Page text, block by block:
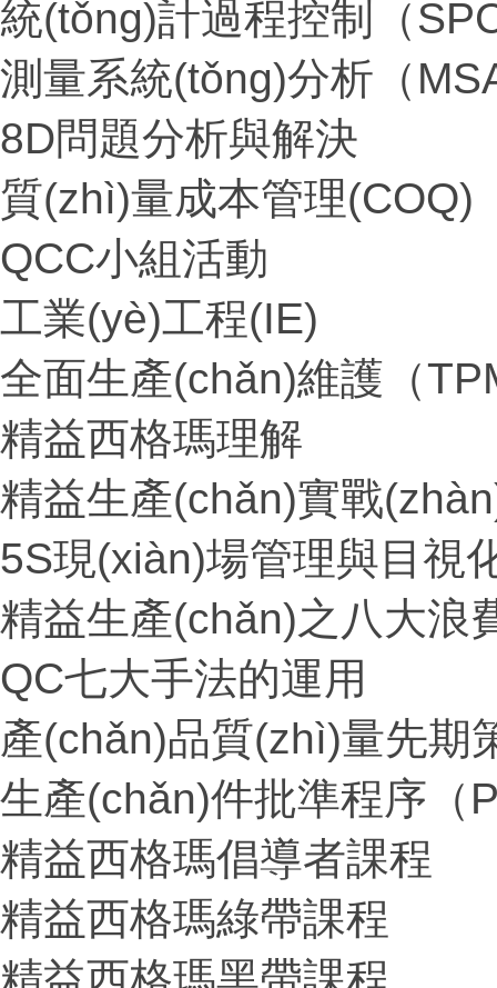
統(tǒng)計過程控制（
測量系統(tǒng)分析（
8D問題分析與解決
質(zhì)量成本管理(COQ)
QCC小組活動
工業(yè)工程(IE)
全面生產(chǎn)維護（
精益西格瑪理解
精益生產(chǎn)實戰
5S現(xiàn)場管理與目視
精益生產(chǎn)之八大浪
QC七大手法的運用
產(chǎn)品質(zhì)量先期
生產(chǎn)件批準程序（
精益西格瑪倡導者課程
精益西格瑪綠帶課程